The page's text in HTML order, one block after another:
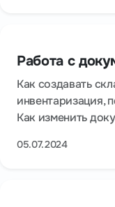
Работа с
Как создавать
инвентаризация,
Как изменить
05.07.2024